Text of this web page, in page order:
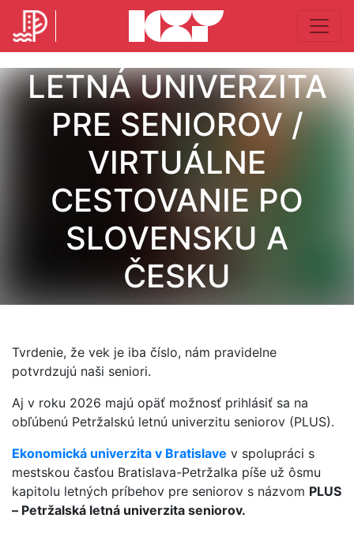
LETNÁ UNIVERZITA
PRE SENIOROV /
VIRTUÁLNE
CESTOVANIE PO
SLOVENSKU A
ČESKU
Tvrdenie, že vek je iba číslo, nám pravidelne
potvrdzujú naši seniori.
Aj v roku 2026 majú opäť možnosť prihlásiť sa na
obľúbenú Petržalskú letnú univerzitu seniorov (PLUS).
Ekonomická univerzita v Bratislave v spolupráci s
mestskou časťou Bratislava-Petržalka píše už ôsmu
kapitolu letných príbehov pre seniorov s názvom PLUS
– Petržalská letná univerzita seniorov.